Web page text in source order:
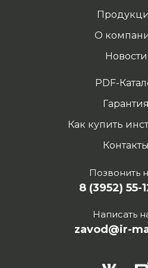
О
Новости
PDF-
Гарантия
Как купить
Контакты
Позвонить
8 (3952) 55-
Написать
zavod@ir-